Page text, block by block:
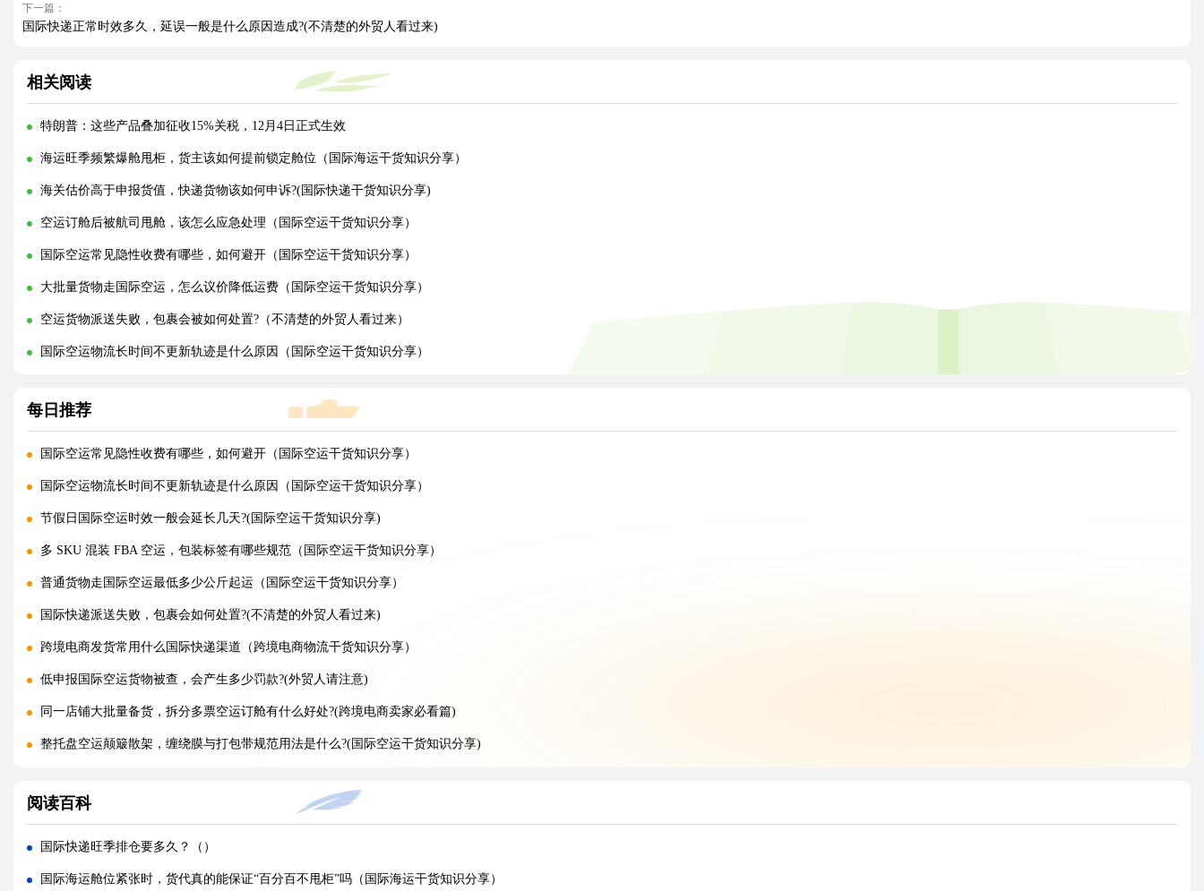
下一篇：
国际快递正常时效多久，延误一般是什么原因造成?(不清楚的外贸人看过来)
相关阅读
特朗普：这些产品叠加征收15%关税，12月4日正式生效
海运旺季频繁爆舱甩柜，货主该如何提前锁定舱位（国际海运干货知识分享）
海关估价高于申报货值，快递货物该如何申诉?(国际快递干货知识分享)
空运订舱后被航司甩舱，该怎么应急处理（国际空运干货知识分享）
国际空运常见隐性收费有哪些，如何避开（国际空运干货知识分享）
大批量货物走国际空运，怎么议价降低运费（国际空运干货知识分享）
空运货物派送失败，包裹会被如何处置?（不清楚的外贸人看过来）
国际空运物流长时间不更新轨迹是什么原因（国际空运干货知识分享）
每日推荐
国际空运常见隐性收费有哪些，如何避开（国际空运干货知识分享）
国际空运物流长时间不更新轨迹是什么原因（国际空运干货知识分享）
节假日国际空运时效一般会延长几天?(国际空运干货知识分享)
多 SKU 混装 FBA 空运，包装标签有哪些规范（国际空运干货知识分享）
普通货物走国际空运最低多少公斤起运（国际空运干货知识分享）
国际快递派送失败，包裹会如何处置?(不清楚的外贸人看过来)
跨境电商发货常用什么国际快递渠道（跨境电商物流干货知识分享）
低申报国际空运货物被查，会产生多少罚款?(外贸人请注意)
同一店铺大批量备货，拆分多票空运订舱有什么好处?(跨境电商卖家必看篇)
整托盘空运颠簸散架，缠绕膜与打包带规范用法是什么?(国际空运干货知识分享)
多国中转空运，过境海关查验该如何配合举证（国际空运干货知识分享）
多 SKU 混装托盘空运，如何装箱能减少亚马逊人工分拣拉长上架时长?(国际空运干货知识分享)
国际空运低申报被海关预警，第一次预警还有哪些补救放行办法(外贸人请注意)
阅读百科
国际快递旺季排仓要多久？（）
国际海运舱位紧张时，货代真的能保证“百分百不甩柜”吗（国际海运干货知识分享）